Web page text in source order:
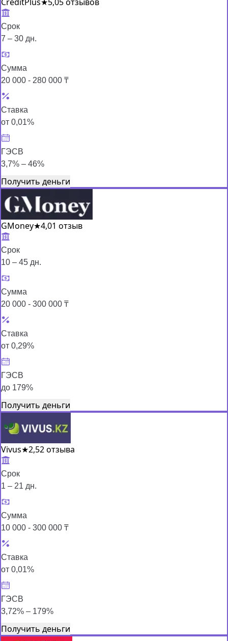
Срок
7 – 30 дн.
Сумма
20 000 - 280 000 ₸
Ставка
от 0,01%
ГЭСВ
3,7% – 46%
Получить деньги
GMoney★4,01 отзыв
Срок
10 – 45 дн.
Сумма
20 000 - 300 000 ₸
Ставка
от 0,29%
ГЭСВ
до 179%
Получить деньги
Vivus★2,52 отзыва
Срок
1 – 21 дн.
Сумма
10 000 - 300 000 ₸
Ставка
от 0,01%
ГЭСВ
3,72% – 179%
Получить деньги